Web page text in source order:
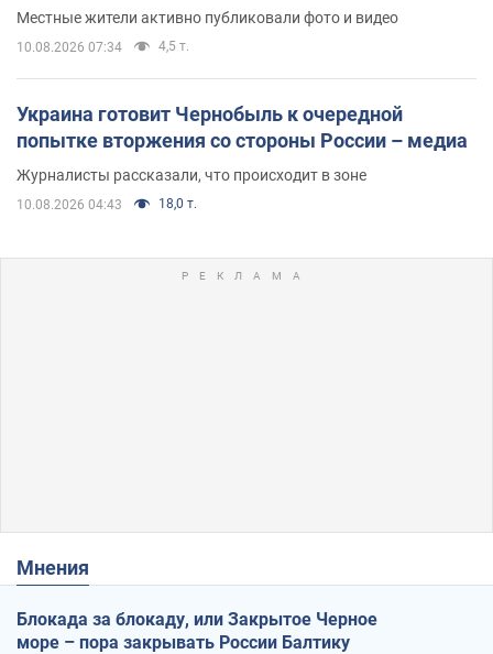
Местные жители активно публиковали фото и видео
10.08.2026 07:34 4,5 т.
Украина готовит Чернобыль к очередной
попытке вторжения со стороны России – медиа
Журналисты рассказали, что происходит в зоне
10.08.2026 04:43 18,0 т.
Мнения
Блокада за блокаду, или Закрытое Черное
море – пора закрывать России Балтику